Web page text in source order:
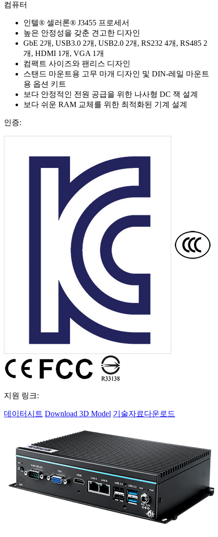
컴퓨터
인텔® 셀러론® J3455 프로세서
높은 안정성을 갖춘 견고한 디자인
GbE 2개, USB3.0 2개, USB2.0 2개, RS232 4개, RS485 2
개, HDMI 1개, VGA 1개
컴팩트 사이즈와 팬리스 디자인
스탠드 마운트용 고무 마개 디자인 및 DIN-레일 마운트
용 옵션 키트
보다 안정적인 전원 공급을 위한 나사형 DC 잭 설계
보다 쉬운 RAM 교체를 위한 최적화된 기계 설계
인증:
지원 링크:
데이터시트 Download 3D Model 기술자료다운로드